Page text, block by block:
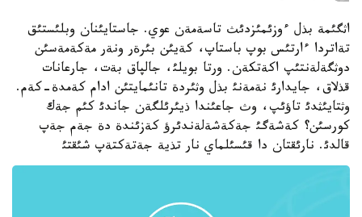
اثگئمة بذل ءوزئمئزدئث تاسةمةن عوي. جاستايئنان وبلئستئق
تةاتردا ءارتئس بوپ باستاپ، كةيئن بئرةر ونةر مةكةمةسئن
دوثگةلةنتئپ اكةتكةن. ورتا بويلئ، جالپاق بةت، جارعانات
قذلاق، جايدارئ نةمةنئ بذل وثئردة تانئمايتئن ادام كةمدة-كةم.
وثتايئثدئ تاؤئپ، وث جاعئندا ذيئرئلگةن جاندئ كئم جةك
كورسئن؟ كةشةگئ جةكةشةلةندئرؤ كةزئندة دة جةم جةپ
قالدئ. نارئقتان دا قئسئلماي نار تذية جةتةكتةپ شئقتئ